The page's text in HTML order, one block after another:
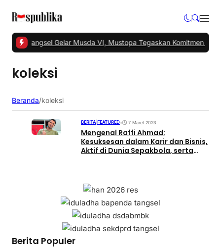
PKS Tangsel Gelar Musda VI, Mustopa Tegaskan Komitmen
koleksi
Beranda/koleksi
BERITA FEATURED• 7 Maret 2023
Mengenal Raffi Ahmad:
Kesuksesan dalam Karir dan Bisnis,
Aktif di Dunia Sepakbola, serta
Berita Populer